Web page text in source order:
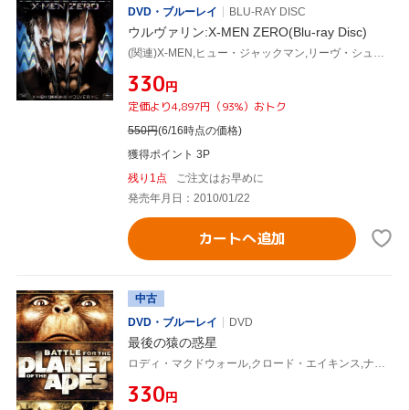
DVD・ブルーレイ
BLU-RAY DISC
ウルヴァリン:X-MEN ZERO(Blu-ray Disc)
¥330円
定価より4,897円（93%）おトク
550円(6/16時点の価格)
獲得ポイント 3P
残り1点
ご注文はお早めに
発売年月日：2010/01/22
カートへ追加
中古
DVD・ブルーレイ
DVD
最後の猿の惑星
¥330円